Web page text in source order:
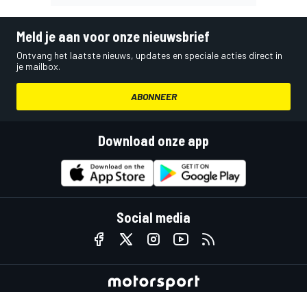
Meld je aan voor onze nieuwsbrief
Ontvang het laatste nieuws, updates en speciale acties direct in
je mailbox.
ABONNEER
Download onze app
Social media